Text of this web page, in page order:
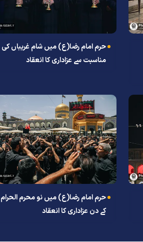
حرم امام رضا(ع) میں شام غریباں کی
مناسبت سے عزاداری کا انعقاد
حرم امام رضا(ع) میں نو محرم الحرام
کے دن عزاداری کا انعقاد